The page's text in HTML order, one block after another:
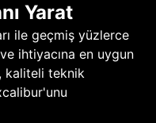
Yarat
ile geçmiş yüzlerce
ihtiyacına en uygun
kaliteli teknik